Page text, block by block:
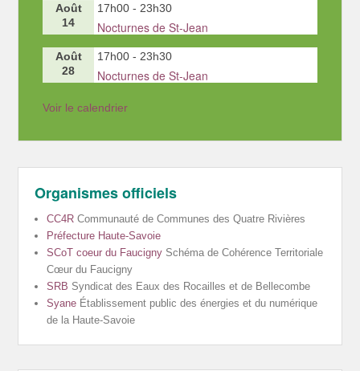
Août
14
17h00 - 23h30
Nocturnes de St-Jean
Août
28
17h00 - 23h30
Nocturnes de St-Jean
Voir le calendrier
Organismes officiels
CC4R Communauté de Communes des Quatre Rivières
Préfecture Haute-Savoie
SCoT coeur du Faucigny Schéma de Cohérence Territoriale
Cœur du Faucigny
SRB Syndicat des Eaux des Rocailles et de Bellecombe
Syane Établissement public des énergies et du numérique
de la Haute-Savoie